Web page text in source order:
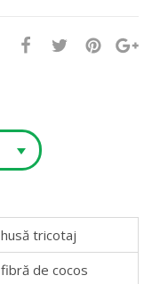
husă tricotaj
fibră de cocos